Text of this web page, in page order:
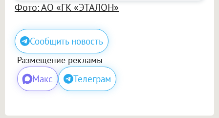
Фото: АО «ГК «ЭТАЛОН»
Сообщить новость
Размещение рекламы
Макс Телеграм